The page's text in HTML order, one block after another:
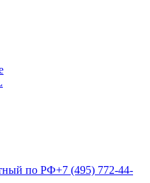
по РФ+7 (495) 772-44-